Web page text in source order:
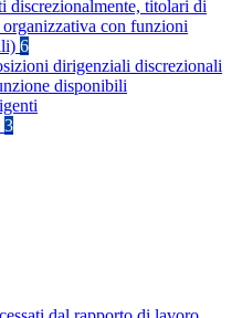
discrezionalmente, titolari di
con funzioni
6
dirigenziali discrezionali
disponibili
3